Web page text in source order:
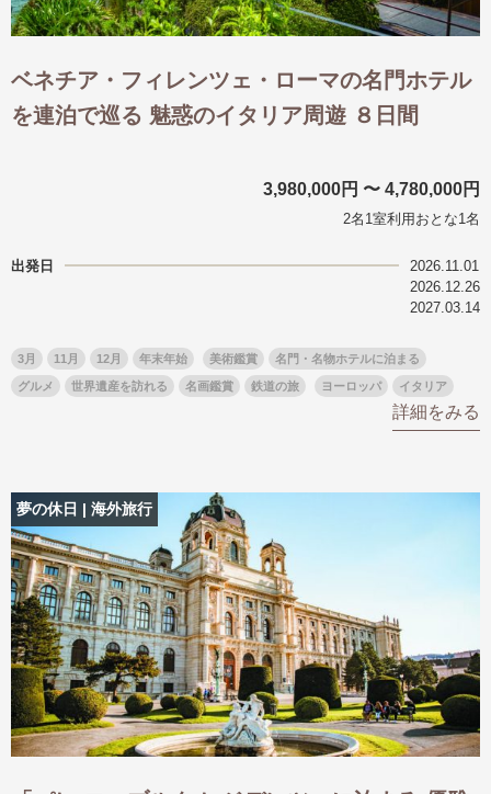
ベネチア・フィレンツェ・ローマの名門ホテル
を連泊で巡る 魅惑のイタリア周遊 ８日間
3,980,000円 〜 4,780,000円
2名1室利用おとな1名
出発日
2026.11.01
2026.12.26
2027.03.14
3月 11月 12月 年末年始 美術鑑賞 名門・名物ホテルに泊まる
グルメ 世界遺産を訪れる 名画鑑賞 鉄道の旅 ヨーロッパ イタリア
詳細をみる
夢の休日 | 海外旅行